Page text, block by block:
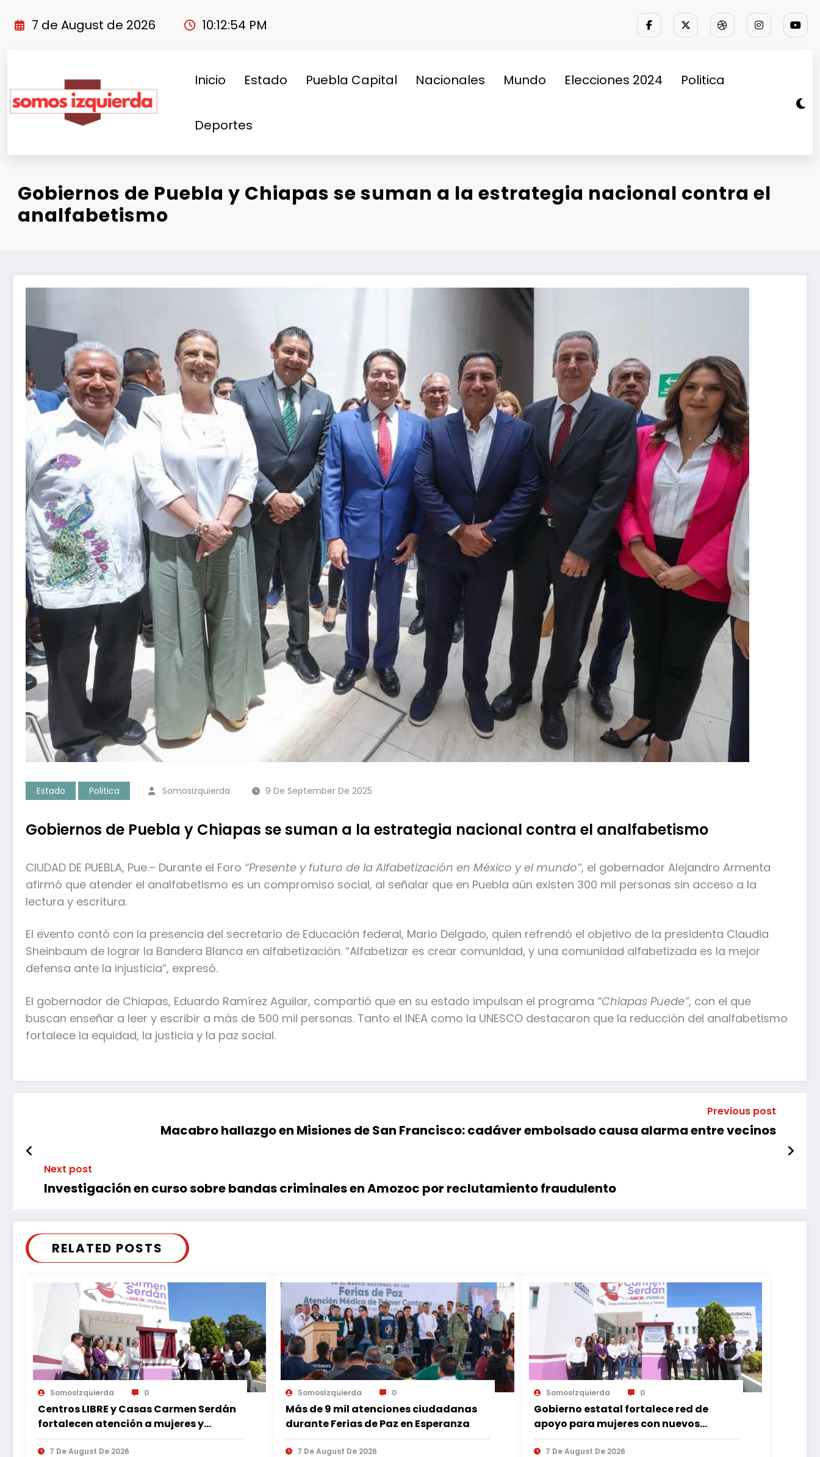
7 de August de 2026 10:12:55 PM
Inicio Estado Puebla Capital Nacionales Mundo Elecciones 2024 Politica
Deportes
Gobiernos de Puebla y Chiapas se suman a la estrategia nacional contra el
analfabetismo
Estado Politica SomosIzquierda 9 De September De 2025
Gobiernos de Puebla y Chiapas se suman a la estrategia nacional contra el analfabetismo
CIUDAD DE PUEBLA, Pue.– Durante el Foro “Presente y futuro de la Alfabetización en México y el mundo”, el gobernador Alejandro Armenta
afirmó que atender el analfabetismo es un compromiso social, al señalar que en Puebla aún existen 300 mil personas sin acceso a la
lectura y escritura.
El evento contó con la presencia del secretario de Educación federal, Mario Delgado, quien refrendó el objetivo de la presidenta Claudia
Sheinbaum de lograr la Bandera Blanca en alfabetización. “Alfabetizar es crear comunidad, y una comunidad alfabetizada es la mejor
defensa ante la injusticia”, expresó.
El gobernador de Chiapas, Eduardo Ramírez Aguilar, compartió que en su estado impulsan el programa “Chiapas Puede”, con el que
buscan enseñar a leer y escribir a más de 500 mil personas. Tanto el INEA como la UNESCO destacaron que la reducción del analfabetismo
fortalece la equidad, la justicia y la paz social.
Previous post
Macabro hallazgo en Misiones de San Francisco: cadáver embolsado causa alarma entre vecinos
Next post
Investigación en curso sobre bandas criminales en Amozoc por reclutamiento fraudulento
RELATED POSTS
SomosIzquierda 0
Centros LIBRE y Casas Carmen Serdán
fortalecen atención a mujeres y
reducen feminicidio en Puebla
7 De August De 2026
SomosIzquierda 0
Más de 9 mil atenciones ciudadanas
durante Ferias de Paz en Esperanza
7 De August De 2026
SomosIzquierda 0
Gobierno estatal fortalece red de
apoyo para mujeres con nuevos
espacios de atención en Puebla
7 De August De 2026